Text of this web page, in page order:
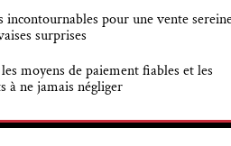
incontournables pour une vente
surprises
moyens de paiement fiables et les
à ne jamais négliger